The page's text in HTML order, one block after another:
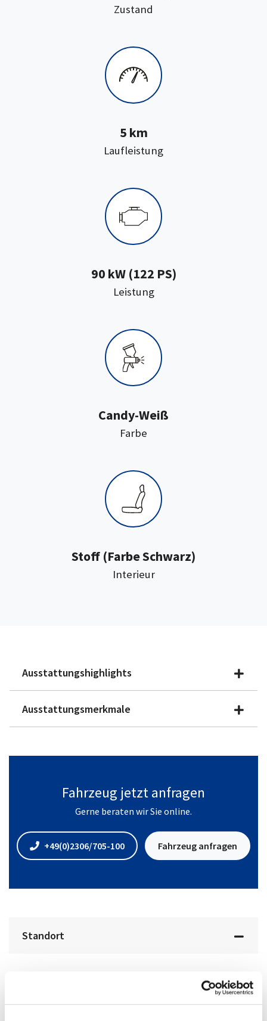
Zustand
Laufleistung:
5 km
Leistung:
90 kW (122 PS)
Farbe
Candy-Weiß
Interieur
Stoff :(Farbe Schwarz)
Ausstattungshighlights
Ausstattungsmerkmale
Fahrzeug jetzt anfragen
Gerne beraten wir Sie online.
+49(0)2306/705-100 Fahrzeug anfragen
Standort